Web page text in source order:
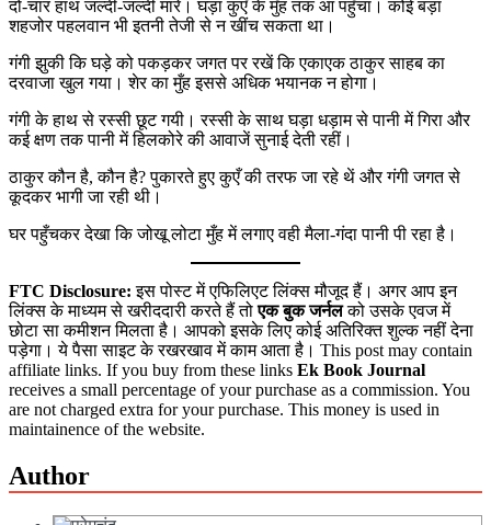
दो-चार हाथ जल्दी-जल्दी मारे। घड़ा कुएँ के मुँह तक आ पहुँचा। कोई बड़ा
शहजोर पहलवान भी इतनी तेजी से न खींच सकता था।
गंगी झुकी कि घड़े को पकड़कर जगत पर रखें कि एकाएक ठाकुर साहब का
दरवाजा खुल गया। शेर का मुँह इससे अधिक भयानक न होगा।
गंगी के हाथ से रस्सी छूट गयी। रस्सी के साथ घड़ा धड़ाम से पानी में गिरा और
कई क्षण तक पानी में हिलकोरे की आवाजें सुनाई देती रहीं।
ठाकुर कौन है, कौन है? पुकारते हुए कुएँ की तरफ जा रहे थें और गंगी जगत से
कूदकर भागी जा रही थी।
घर पहुँचकर देखा कि जोखू लोटा मुँह में लगाए वही मैला-गंदा पानी पी रहा है।
FTC Disclosure: इस पोस्ट में एफिलिएट लिंक्स मौजूद हैं। अगर आप इन
लिंक्स के माध्यम से खरीददारी करते हैं तोएक बुक जर्नलको उसके एवज में
छोटा सा कमीशन मिलता है। आपको इसके लिए कोई अतिरिक्त शुल्क नहीं देना
पड़ेगा। ये पैसा साइट के रखरखाव में काम आता है। This post may contain
affiliate links. If you buy from these links Ek Book Journal
receives a small percentage of your purchase as a commission. You
are not charged extra for your purchase. This money is used in
maintainence of the website.
Author